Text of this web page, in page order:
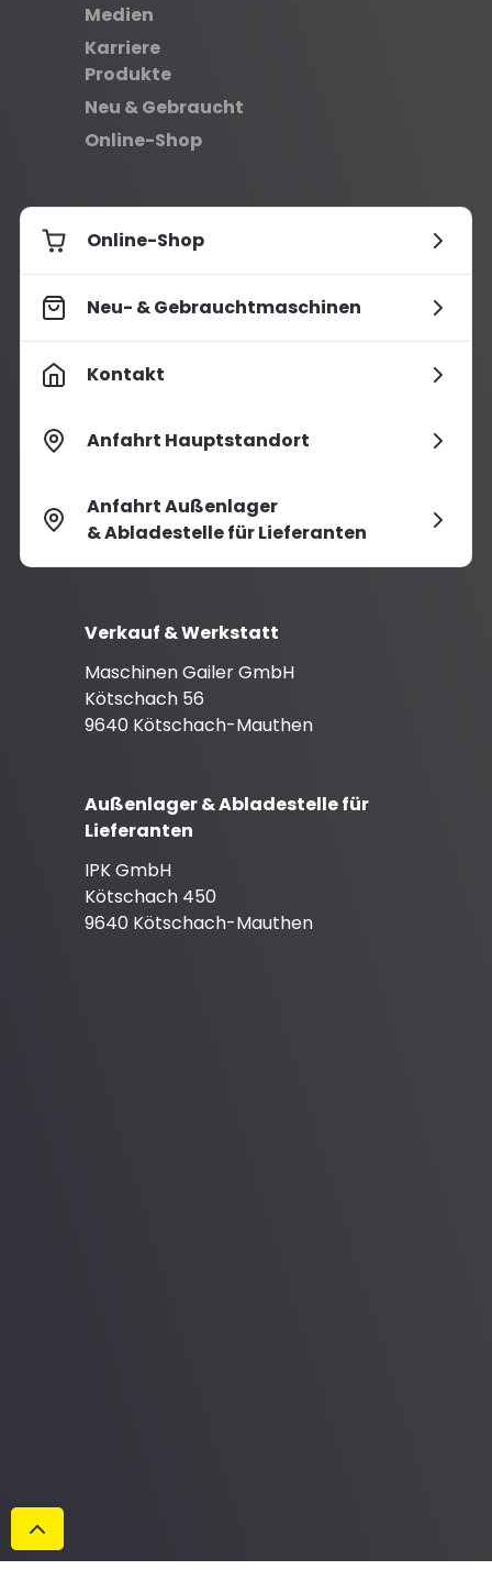
Medien
Karriere
Produkte
Neu & Gebraucht
Online-Shop
Online-Shop
Neu- & Gebrauchtmaschinen
Kontakt
Anfahrt Hauptstandort
Anfahrt Außenlager
& Abladestelle für Lieferanten
Verkauf & Werkstatt
Maschinen Gailer GmbH
Kötschach 56
9640 Kötschach-Mauthen
Außenlager & Abladestelle für
Lieferanten
IPK GmbH
Kötschach 450
9640 Kötschach-Mauthen